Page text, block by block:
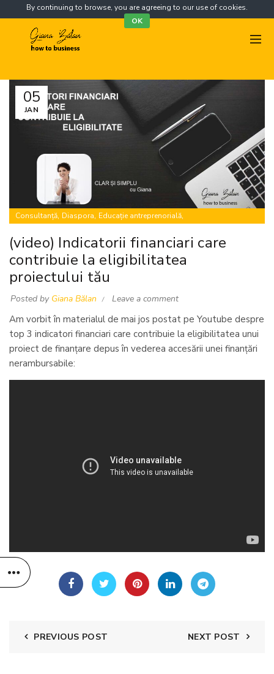
05
JAN
Consultanță, Diaspora, Educație antreprenorială,
(video) Indicatorii financiari care
contribuie la eligibilitatea
proiectului tău
Posted by Giana Bălan Leave a comment
Am vorbit în materialul de mai jos postat pe Youtube despre
top 3 indicatori financiari care contribuie la eligibilitatea unui
proiect de finanțare depus în vederea accesării unei finanțări
nerambursabile:
PREVIOUS POST NEXT POST
By continuing to browse, you are agreeing to our use of cookies.
OK